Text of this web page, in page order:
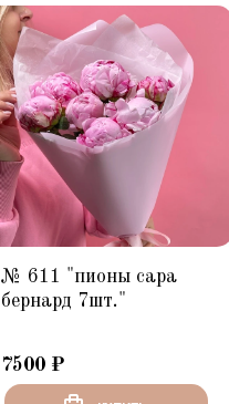
№ 611 "пионы сара
бернард 7шт."
7500 ₽